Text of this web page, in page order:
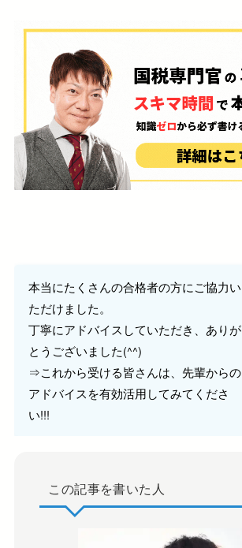
本当にたくさんの合格者の方にご協力い
ただけました。
丁寧にアドバイスしていただき、ありが
とうございました(^^)
⇒これから受ける皆さんは、先輩からの
アドバイスを有効活用してみてくださ
い!!!
この記事を書いた人